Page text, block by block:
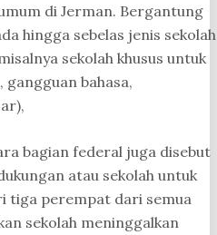
di Jerman. Bergantung
hingga sebelas jenis sekolah
sekolah khusus untuk
bahasa,
bagian federal juga disebut
atau sekolah untuk
tiga perempat dari semua
sekolah meninggalkan